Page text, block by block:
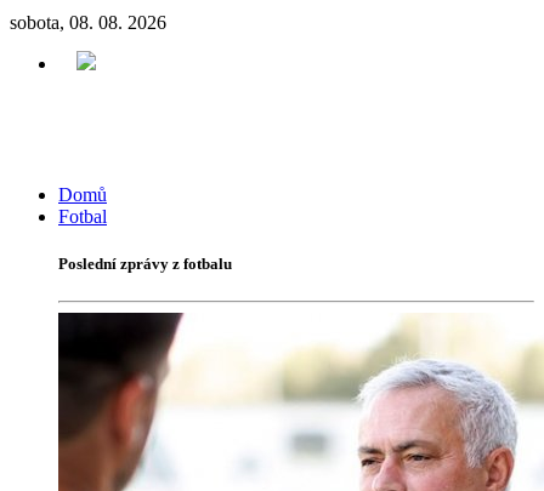
sobota, 08. 08. 2026
Domů
Fotbal
Poslední zprávy z fotbalu